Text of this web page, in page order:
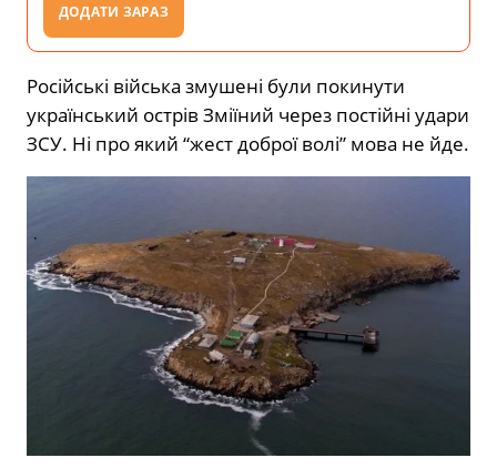
ДОДАТИ ЗАРАЗ
Російські війська змушені були покинути
український острів Зміїний через постійні удари
ЗСУ. Ні про який “жест доброї волі” мова не йде.